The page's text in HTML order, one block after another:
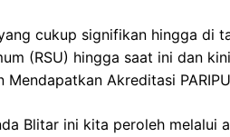
cukup signifikan hingga di
(RSU) hingga saat ini dan
Mendapatkan Akreditasi
Blitar ini kita peroleh melalui